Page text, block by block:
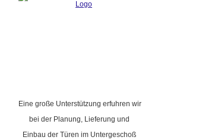
Eine große Unterstützung erfuhren wir
bei der Planung, Lieferung und
Einbau der Türen im Untergeschoß